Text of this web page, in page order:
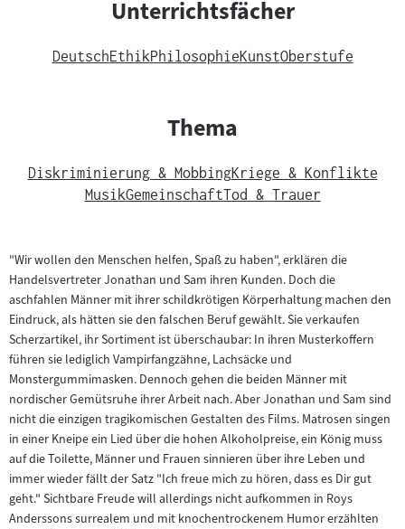
Unterrichtsfächer
DeutschEthikPhilosophieKunstOberstufe
Thema
Diskriminierung & MobbingKriege & Konflikte
MusikGemeinschaftTod & Trauer
"Wir wollen den Menschen helfen, Spaß zu haben", erklären die
Handelsvertreter Jonathan und Sam ihren Kunden. Doch die
aschfahlen Männer mit ihrer schildkrötigen Körperhaltung machen den
Eindruck, als hätten sie den falschen Beruf gewählt. Sie verkaufen
Scherzartikel, ihr Sortiment ist überschaubar: In ihren Musterkoffern
führen sie lediglich Vampirfangzähne, Lachsäcke und
Monstergummimasken. Dennoch gehen die beiden Männer mit
nordischer Gemütsruhe ihrer Arbeit nach. Aber Jonathan und Sam sind
nicht die einzigen tragikomischen Gestalten des Films. Matrosen singen
in einer Kneipe ein Lied über die hohen Alkoholpreise, ein König muss
auf die Toilette, Männer und Frauen sinnieren über ihre Leben und
immer wieder fällt der Satz "Ich freue mich zu hören, dass es Dir gut
geht." Sichtbare Freude will allerdings nicht aufkommen in Roys
Anderssons surrealem und mit knochentrockenem Humor erzählten